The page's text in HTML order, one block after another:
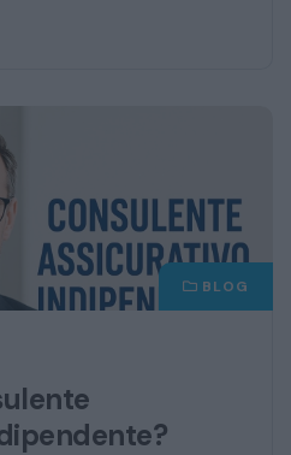
BLOG